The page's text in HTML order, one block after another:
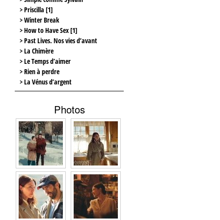
> Priscilla [1]
> Winter Break
> How to Have Sex [1]
> Past Lives. Nos vies d’avant
> La Chimère
> Le Temps d’aimer
> Rien à perdre
> La Vénus d’argent
Photos